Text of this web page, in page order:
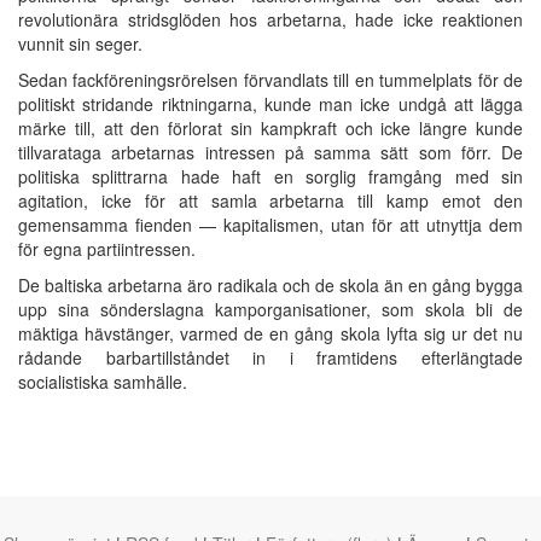
revolutionära stridsglöden hos arbetarna, hade icke reaktionen
vunnit sin seger.
Sedan fackföreningsrörelsen förvandlats till en tummelplats för de
politiskt stridande riktningarna, kunde man icke undgå att lägga
märke till, att den förlorat sin kampkraft och icke längre kunde
tillvarataga arbetarnas intressen på samma sätt som förr. De
politiska splittrarna hade haft en sorglig framgång med sin
agitation, icke för att samla arbetarna till kamp emot den
gemensamma fienden — kapitalismen, utan för att utnyttja dem
för egna partiintressen.
De baltiska arbetarna äro radikala och de skola än en gång bygga
upp sina sönderslagna kamporganisationer, som skola bli de
mäktiga hävstänger, varmed de en gång skola lyfta sig ur det nu
rådande barbartillståndet in i framtidens efterlängtade
socialistiska samhälle.